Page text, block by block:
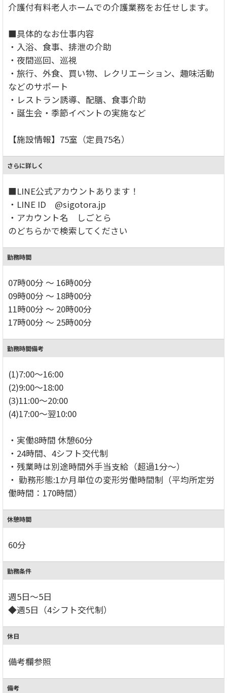
介護付有料老人ホームでの介護業務をお任せします。
■具体的なお仕事内容
・入浴、食事、排泄の介助
・夜間巡回、巡視
・旅行、外食、買い物、レクリエーション、趣味活動
などのサポート
・レストラン誘導、配膳、食事介助
・誕生会・季節イベントの実施など
【施設情報】75室（定員75名）
さらに詳しく
■LINE公式アカウントあります！
・LINE ID @sigotora.jp
・アカウント名 しごとら
のどちらかで検索してください
勤務時間
07時00分 ～ 16時00分
09時00分 ～ 18時00分
11時00分 ～ 20時00分
17時00分 ～ 25時00分
勤務時間備考
(1)7:00～16:00
(2)9:00～18:00
(3)11:00～20:00
(4)17:00～翌10:00
・実働8時間 休憩60分
・24時間、4シフト交代制
・残業時は別途時間外手当支給（超過1分～）
・ 勤務形態:1か月単位の変形労働時間制（平均所定労
働時間：170時間）
休憩時間
60分
勤務条件
週5日～5日
◆週5日（4シフト交代制）
休日
備考欄参照
備考